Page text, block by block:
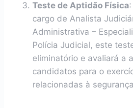
Teste de Aptidão Física
cargo de Analista
Administrativa –
Polícia Judicial, este
eliminatório e avaliará a
candidatos para o
relacionadas à